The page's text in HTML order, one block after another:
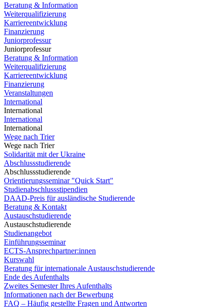
Beratung & Information
Weiterqualifizierung
Karriereentwicklung
Finanzierung
Juniorprofessur
Juniorprofessur
Beratung & Information
Weiterqualifizierung
Karriereentwicklung
Finanzierung
Veranstaltungen
International
International
International
International
Wege nach Trier
Wege nach Trier
Solidarität mit der Ukraine
Abschlussstudierende
Abschlussstudierende
Orientierungsseminar "Quick Start"
Studienabschlussstipendien
DAAD-Preis für ausländische Studierende
Beratung & Kontakt
Austauschstudierende
Austauschstudierende
Studienangebot
Einführungsseminar
ECTS-Ansprechpartner:innen
Kurswahl
Beratung für internationale Austauschstudierende
Ende des Aufenthalts
Zweites Semester Ihres Aufenthalts
Informationen nach der Bewerbung
FAQ – Häufig gestellte Fragen und Antworten